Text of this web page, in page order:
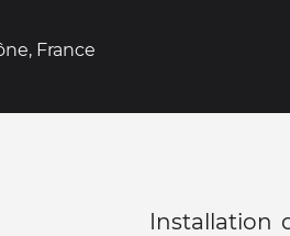
France
Installation